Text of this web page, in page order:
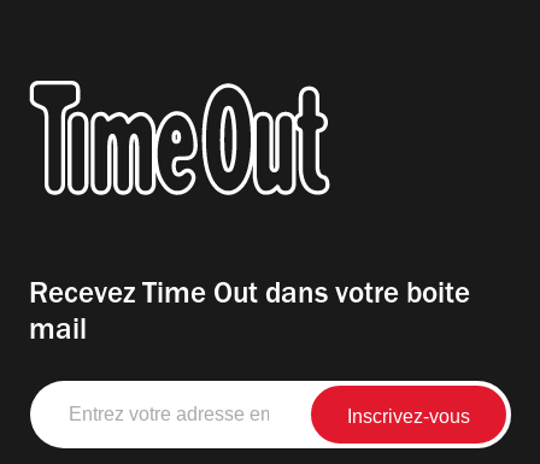
Recevez Time Out dans votre boite
mail
Entrez
votre
adresse